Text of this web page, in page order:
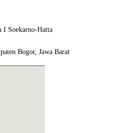
I Soekarno-Hatta
Bogor, Jawa Barat